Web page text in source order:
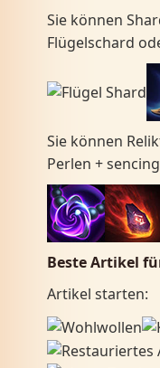
Sie können
Flügelschard
Sie können
Perlen +
Beste Artikel
Artikel starten: